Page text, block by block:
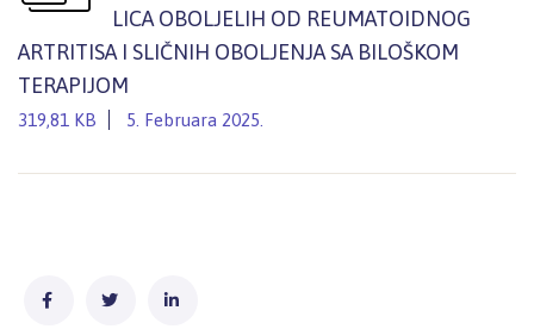
LICA OBOLJELIH OD REUMATOIDNOG
ARTRITISA I SLIČNIH OBOLJENJA SA BILOŠKOM
TERAPIJOM
319,81 KB 5. Februara 2025.